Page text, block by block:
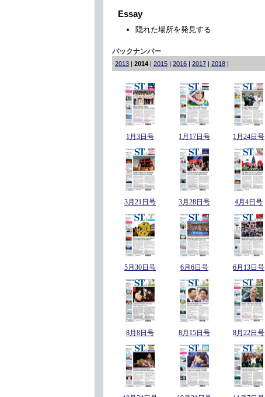
Essay
隠れた場所を発見する
バックナンバー
2013 | 2014 | 2015 | 2016 | 2017 | 2018 |
1月3日号 1月17日号 1月24日号
3月21日号 3月28日号 4月4日号
5月30日号 6月6日号 6月13日号
8月8日号 8月15日号 8月22日号